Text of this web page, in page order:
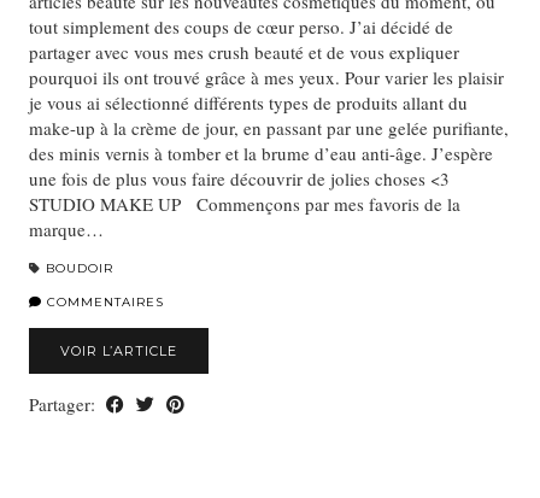
tout simplement des coups de cœur perso. J’ai décidé de
partager avec vous mes crush beauté et de vous expliquer
pourquoi ils ont trouvé grâce à mes yeux. Pour varier les plaisir
je vous ai sélectionné différents types de produits allant du
make-up à la crème de jour, en passant par une gelée purifiante,
des minis vernis à tomber et la brume d’eau anti-âge. J’espère
une fois de plus vous faire découvrir de jolies choses <3
STUDIO MAKE UP Commençons par mes favoris de la
marque…
BOUDOIR
COMMENTAIRES
VOIR L’ARTICLE
Partager: